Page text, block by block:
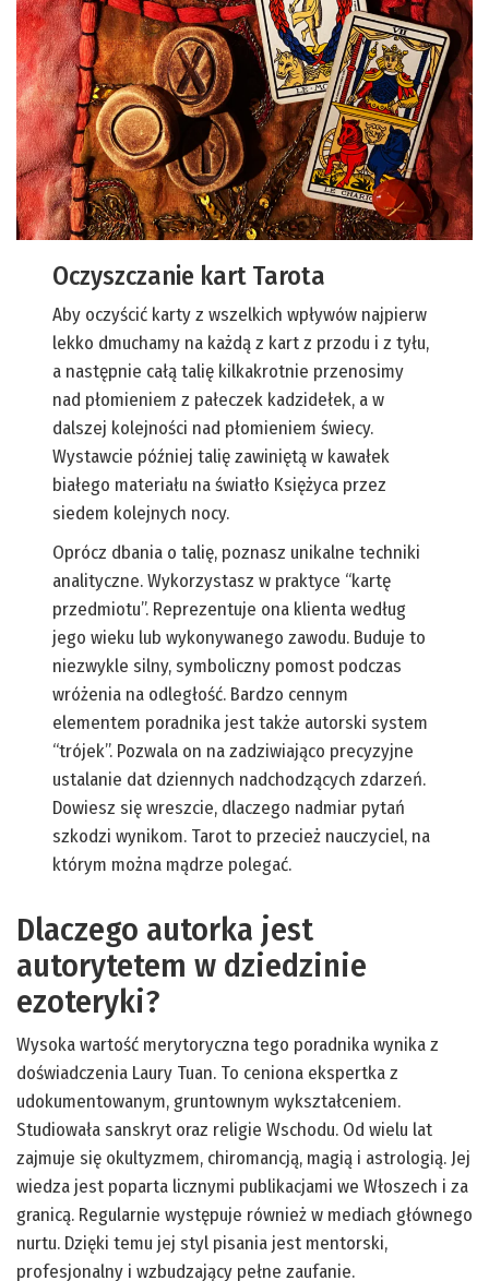
Oczyszczanie kart Tarota
Aby oczyścić karty z wszelkich wpływów najpierw
lekko dmuchamy na każdą z kart z przodu i z tyłu,
a następnie całą talię kilkakrotnie przenosimy
nad płomieniem z pałeczek kadzidełek, a w
dalszej kolejności nad płomieniem świecy.
Wystawcie później talię zawiniętą w kawałek
białego materiału na światło Księżyca przez
siedem kolejnych nocy.
Oprócz dbania o talię, poznasz unikalne techniki
analityczne. Wykorzystasz w praktyce “kartę
przedmiotu”. Reprezentuje ona klienta według
jego wieku lub wykonywanego zawodu. Buduje to
niezwykle silny, symboliczny pomost podczas
wróżenia na odległość. Bardzo cennym
elementem poradnika jest także autorski system
“trójek”. Pozwala on na zadziwiająco precyzyjne
ustalanie dat dziennych nadchodzących zdarzeń.
Dowiesz się wreszcie, dlaczego nadmiar pytań
szkodzi wynikom. Tarot to przecież nauczyciel, na
którym można mądrze polegać.
Dlaczego autorka jest
autorytetem w dziedzinie
ezoteryki?
Wysoka wartość merytoryczna tego poradnika wynika z
doświadczenia Laury Tuan. To ceniona ekspertka z
udokumentowanym, gruntownym wykształceniem.
Studiowała sanskryt oraz religie Wschodu. Od wielu lat
zajmuje się okultyzmem, chiromancją, magią i astrologią. Jej
wiedza jest poparta licznymi publikacjami we Włoszech i za
granicą. Regularnie występuje również w mediach głównego
nurtu. Dzięki temu jej styl pisania jest mentorski,
profesjonalny i wzbudzający pełne zaufanie.